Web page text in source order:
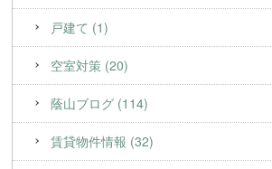
戸建て (1)
空室対策 (20)
蔭山ブログ (114)
賃貸物件情報 (32)